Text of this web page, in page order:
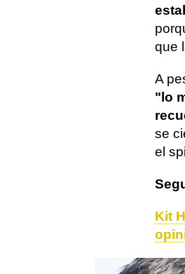
que
A
"lo
se
el
Kit